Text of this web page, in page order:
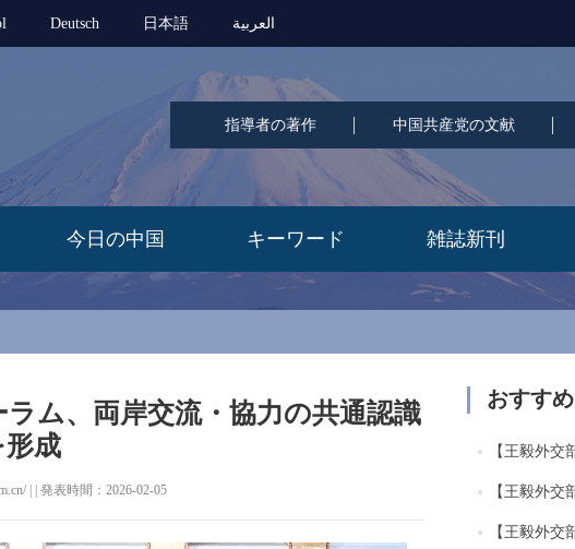
Deutsch 日本語 العربية
指導者の著作 中国共産党の文献
今日の中国 キーワード 雑誌新刊
ム、両岸交流・協力の共通認識
形成
| | 発表時間：2026-02-05
おすすめ